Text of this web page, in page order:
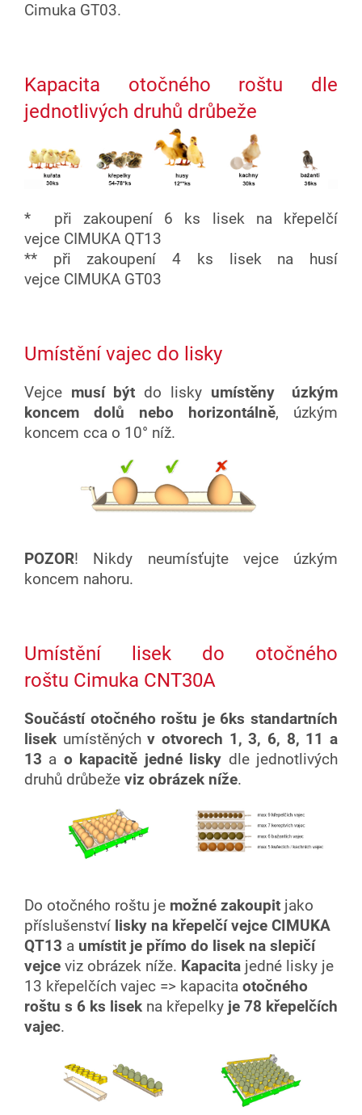
Cimuka GT03.
Kapacita otočného roštu dle
jednotlivých druhů drůbeže
* při zakoupení 6 ks lisek na křepelčí
vejce CIMUKA QT13
** při zakoupení 4 ks lisek na husí
vejce CIMUKA GT03
Umístění vajec do lisky
Vejce musí být do lisky umístěny
úzkým
koncem dolů nebo horizontálně, úzkým
koncem cca o 10° níž.
POZOR! Nikdy neumísťujte vejce úzkým
koncem nahoru.
Umístění lisek do otočného
roštu Cimuka CNT30A
Součástí otočného roštu je 6ks standartních
lisek umístěnýchv otvorech 1, 3, 6, 8, 11 a
13 a o kapacitě jedné lisky dle jednotlivých
druhů drůbeže viz obrázek níže.
Do otočného roštu je možné zakoupit jako
příslušenství lisky na křepelčí vejce CIMUKA
QT13 a umístit je přímo do lisek na slepičí
vejce viz obrázek níže. Kapacita jedné lisky je
13 křepelčích vajec => kapacita otočného
roštu s 6 ks lisek na křepelky je 78 křepelčích
vajec.